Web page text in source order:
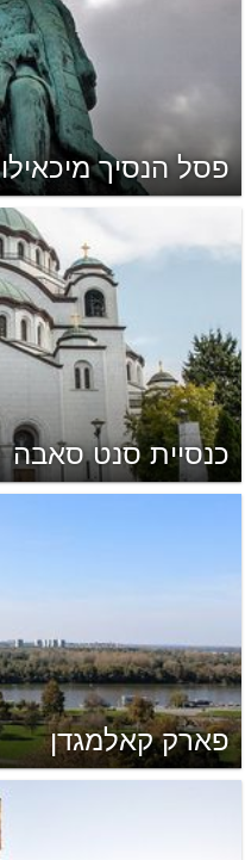
פסל הנסיך מיכאילו
כנסיית סנט סאבה
פארק קאלמגדן